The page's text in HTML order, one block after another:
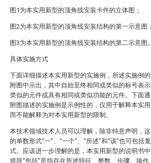
图1为本实用新型的顶角线安装卡件的立体图；
图2为本实用新型的顶角线安装结构的第一示意图；
图3为本实用新型的顶角线安装结构的第二示意图。
具体实施方式
下面详细描述本实用新型的实施例，所述实施例
附图中示出，其中自始至终相同或类似的标号表
类似的元件或具有相同或类似功能的元件。下面
附图描述的实施例是示例性的，仅用于解释本实用
而不能解释为对本实用新型的限制。
本技术领域技术人员可以理解，除非特意声明，
的单数形式“一”、“一个”、“所述”和“该”也可包括
式。应该进一步理解的是，本实用新型的说明书
措辞“包括”是指存在所述特征、整数、步骤、操作